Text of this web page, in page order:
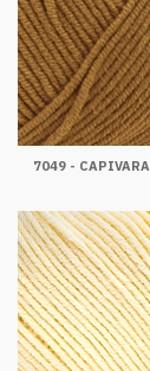
7049 - CAPIVARA